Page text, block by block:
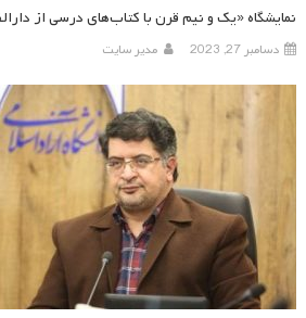
نمایشگاه «یک و نیم قرن با کتاب‌های درسی از
دسامبر 27, 2023 مدیر سایت